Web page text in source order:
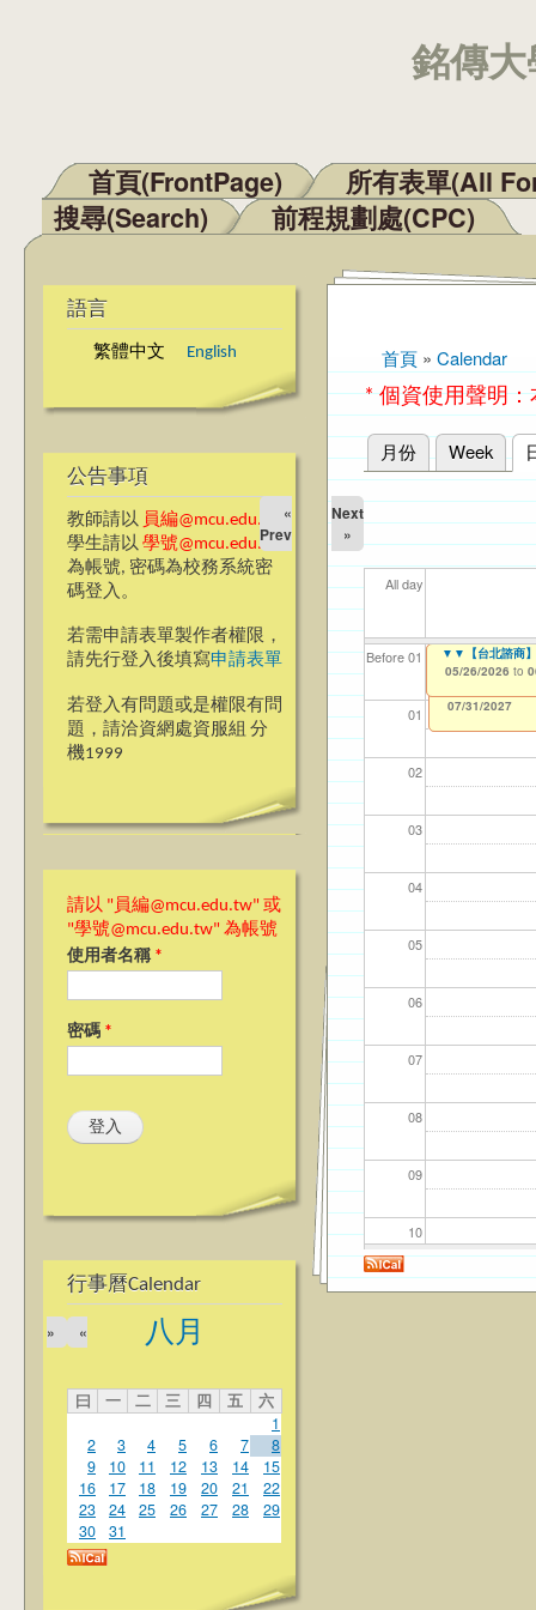
銘傳
主選單
首頁(FrontPage)
所有表單(All
搜尋(Search)
前程規劃處(CPC)
語言
繁體中文 English
公告事項
教師請以 員編@mcu.edu.tw
學生請以 學號@mcu.edu.tw
為帳號, 密碼為校務系統密
碼登入。
若需申請表單製作者權限，
請先行登入後填寫申請表單
若登入有問題或是權限有問
題，請洽資網處資服組 分
機1999
請以 "員編@mcu.edu.tw" 或
"學號@mcu.edu.tw" 為帳號
使用者名稱 *
密碼 *
行事曆Calendar
八月
«
»
曰 一 二 三 四 五
六
1
2
3 4 5 6 7
8
9
10 11 12 13 14
15
16
17 18 19 20 21
22
23
24 25 26 27 28
29
30
31
您在這裡
首頁 » Calendar
* 個資使用聲明
主要索引標籤
月份 Week
«
Prev
Next
»
All day
Before 01
01
02
03
04
05
06
07
08
09
10
11
【資網處】
整合系統～表單
12/31/2027
【財務處】工讀
11/12/2021 to
【財務處】漏打
錄
07/31/2027
114
04/
114
02/
114
03/
【學
07/
教務
11/
商品
11/
【教學暨學習資
05/18/2026 to
▼▼【台北諮商
05/26/2026 to